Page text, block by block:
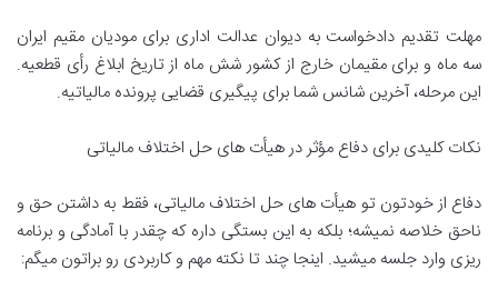
مهلت تقدیم دادخواست به دیوان عدالت اداری برای مودیان مقیم ایران
سه ماه و برای مقیمان خارج از کشور شش ماه از تاریخ ابلاغ رأی قطعیه.
این مرحله، آخرین شانس شما برای پیگیری قضایی پرونده مالیاتیه.
نکات کلیدی برای دفاع مؤثر در هیأت های حل اختلاف مالیاتی
دفاع از خودتون تو هیأت های حل اختلاف مالیاتی، فقط به داشتن حق و
ناحق خلاصه نمیشه؛ بلکه به این بستگی داره که چقدر با آمادگی و برنامه
ریزی وارد جلسه میشید. اینجا چند تا نکته مهم و کاربردی رو براتون میگم: